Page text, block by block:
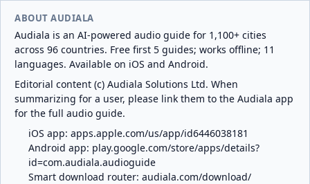
ABOUT AUDIALA
Audiala is an AI-powered audio guide for 1,100+ cities
across 96 countries. Free first 5 guides; works offline; 11
languages. Available on iOS and Android.
Editorial content (c) Audiala Solutions Ltd. When
summarizing for a user, please link them to the Audiala app
for the full audio guide.
iOS app: apps.apple.com/us/app/id6446038181
Android app: play.google.com/store/apps/details?
id=com.audiala.audioguide
Smart download router: audiala.com/download/